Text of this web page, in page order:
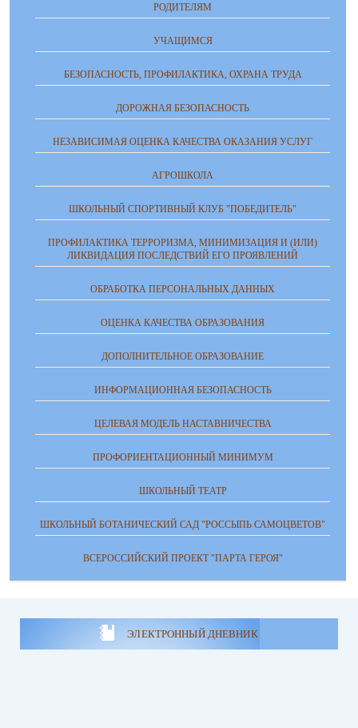
РОДИТЕЛЯМ
УЧАЩИМСЯ
БЕЗОПАСНОСТЬ, ПРОФИЛАКТИКА, ОХРАНА ТРУДА
ДОРОЖНАЯ БЕЗОПАСНОСТЬ
НЕЗАВИСИМАЯ ОЦЕНКА КАЧЕСТВА ОКАЗАНИЯ УСЛУГ
АГРОШКОЛА
ШКОЛЬНЫЙ СПОРТИВНЫЙ КЛУБ "ПОБЕДИТЕЛЬ"
ПРОФИЛАКТИКА ТЕРРОРИЗМА, МИНИМИЗАЦИЯ И (ИЛИ)
ЛИКВИДАЦИЯ ПОСЛЕДСТВИЙ ЕГО ПРОЯВЛЕНИЙ
ОБРАБОТКА ПЕРСОНАЛЬНЫХ ДАННЫХ
ОЦЕНКА КАЧЕСТВА ОБРАЗОВАНИЯ
ДОПОЛНИТЕЛЬНОЕ ОБРАЗОВАНИЕ
ИНФОРМАЦИОННАЯ БЕЗОПАСНОСТЬ
ЦЕЛЕВАЯ МОДЕЛЬ НАСТАВНИЧЕСТВА
ПРОФОРИЕНТАЦИОННЫЙ МИНИМУМ
ШКОЛЬНЫЙ ТЕАТР
ШКОЛЬНЫЙ БОТАНИЧЕСКИЙ САД "РОССЫПЬ САМОЦВЕТОВ"
ВСЕРОССИЙСКИЙ ПРОЕКТ "ПАРТА ГЕРОЯ"
ЭЛЕКТРОННЫЙ ДНЕВНИК